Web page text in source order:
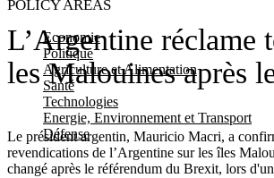
POLICY AREAS
Economie
Politique
Agriculture et Alimentation
Santé
Technologies
Energie, Environnement et Transport
Défense
L’Argentine réclame
les Malouines après
Le président argentin, Mauricio Macri, a
revendications de l’Argentine sur les îles
changé après le référendum du Brexit, lors